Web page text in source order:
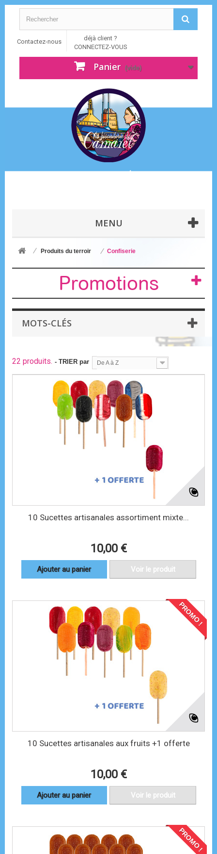
Contactez-nous
déjà client ?
CONNECTEZ-VOUS
Panier (vide)
MENU
Produits du terroir Confiserie
Promotions
MOTS-CLÉS
22 produits. - TRIER par De A à Z
10 Sucettes artisanales assortiment mixte...
10,00 €
Ajouter au panier Voir le produit
PROMO !
10 Sucettes artisanales aux fruits +1 offerte
10,00 €
Ajouter au panier Voir le produit
PROMO !